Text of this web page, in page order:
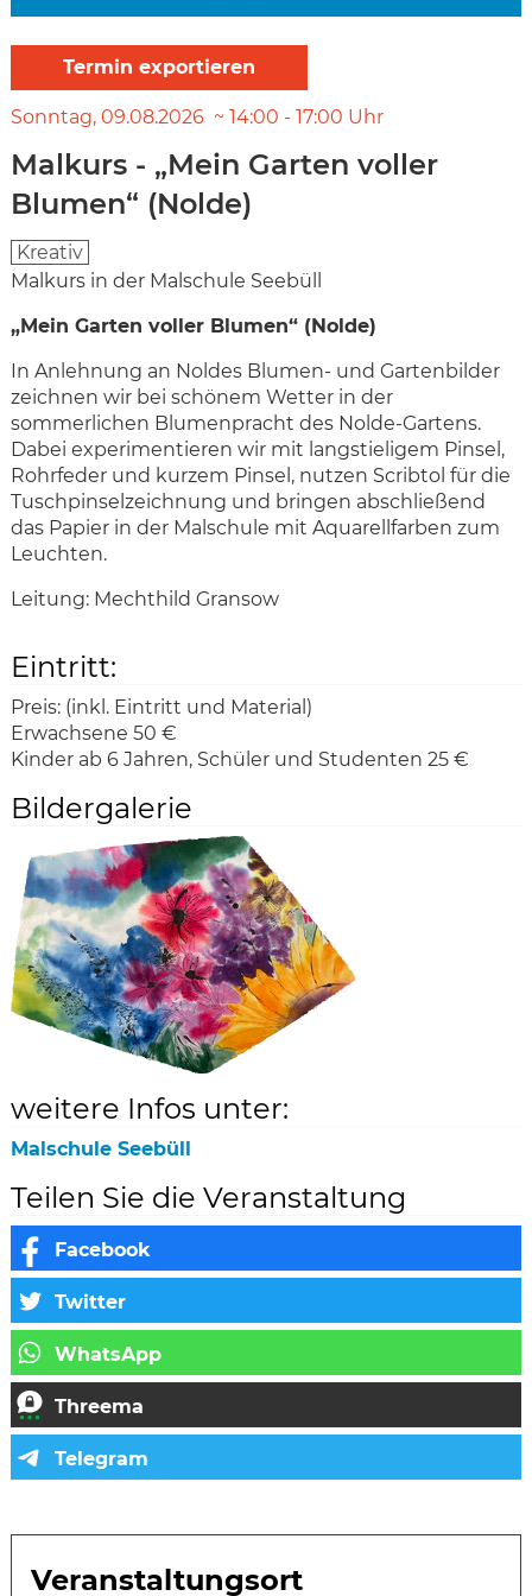
Sonntag 09.08.2026 14:00 - 17:00 Uhr
Malkurs - „Mein Garten voller
Blumen“ (Nolde)
Kreativ
Malkurs in der Malschule Seebüll
„Mein Garten voller Blumen“ (Nolde)
In Anlehnung an Noldes Blumen- und Gartenbilder
zeichnen wir bei schönem Wetter in der
sommerlichen Blumenpracht des Nolde-Gartens.
Dabei experimentieren wir mit langstieligem Pinsel,
Rohrfeder und kurzem Pinsel, nutzen Scribtol für die
Tuschpinselzeichnung und bringen abschließend
das Papier in der Malschule mit Aquarellfarben zum
Leuchten.
Leitung: Mechthild Gransow
Eintritt:
Preis: (inkl. Eintritt und Material)
Erwachsene 50 €
Kinder ab 6 Jahren, Schüler und Studenten 25 €
Bildergalerie
weitere Infos unter:
Malschule Seebüll
Teilen Sie die Veranstaltung
Veranstaltungsort